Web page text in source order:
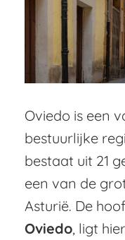
Oviedo is een
bestuurlijke
bestaat uit 21
een van de
Asturië. De
Oviedo, ligt